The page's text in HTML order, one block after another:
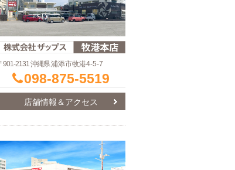
901-2131 沖縄県浦添市牧港4-5-7
098-875-5519
店舗情報＆アクセス